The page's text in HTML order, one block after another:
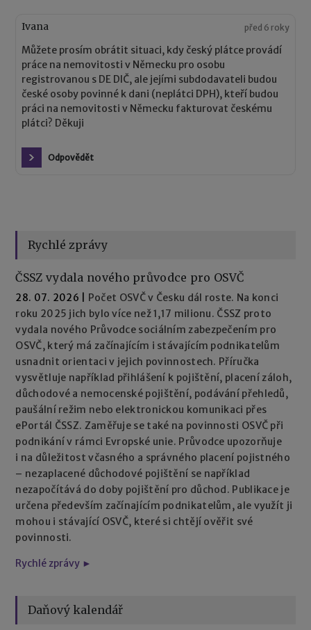
Ivana před 6 roky
Můžete prosím obrátit situaci, kdy český plátce provádí
práce na nemovitosti v Německu pro osobu
registrovanou s DE DIČ, ale jejími subdodavateli budou
české osoby povinné k dani (neplátci DPH), kteří budou
práci na nemovitosti v Německu fakturovat českému
plátci? Děkuji
Odpovědět
Rychlé zprávy
ČSSZ vydala nového průvodce pro OSVČ
28. 07. 2026
Počet OSVČ v Česku dál roste. Na konci
roku 2025 jich bylo více než 1,17 milionu. ČSSZ proto
vydala nového Průvodce sociálním zabezpečením pro
OSVČ, který má začínajícím i stávajícím podnikatelům
usnadnit orientaci v jejich povinnostech. Příručka
vysvětluje například přihlášení k pojištění, placení záloh,
důchodové a nemocenské pojištění, podávání přehledů,
paušální režim nebo elektronickou komunikaci přes
ePortál ČSSZ. Zaměřuje se také na povinnosti OSVČ při
podnikání v rámci Evropské unie. Průvodce upozorňuje
i na důležitost včasného a správného placení pojistného
– nezaplacené důchodové pojištění se například
nezapočítává do doby pojištění pro důchod. Publikace je
určena především začínajícím podnikatelům, ale využít ji
mohou i stávající OSVČ, které si chtějí ověřit své
povinnosti.
Rychlé zprávy ►
Daňový kalendář